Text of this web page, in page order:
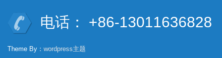
电话： +86-13011636828
Theme By： wordpress主题